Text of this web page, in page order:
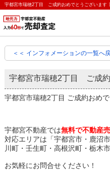
＜＜ インフォメーションの一覧へ
宇都宮市瑞穂2丁目 ご成
宇都宮市瑞穂2丁目 ご成約おめ
宇都宮不動産では無料で不動産
対応エリアは「宇都宮市・鹿沼
川町・壬生町・高根沢町・栃木
お気軽にお問合せください！